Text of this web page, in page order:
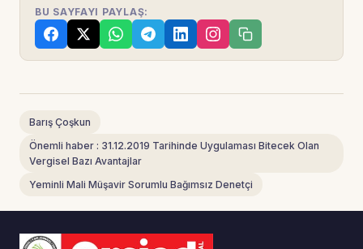
BU SAYFAYI PAYLAŞ:
Barış Çoşkun
Önemli haber : 31.12.2019 Tarihinde Uygulaması Bitecek Olan
Vergisel Bazı Avantajlar
Yeminli Mali Müşavir Sorumlu Bağımsız Denetçi